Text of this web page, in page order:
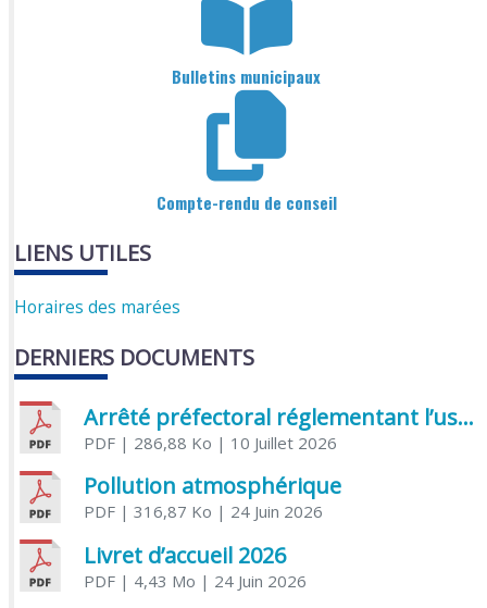
Bulletins municipaux
Compte-rendu de conseil
LIENS UTILES
Horaires des marées
DERNIERS DOCUMENTS
Arrêté préfectoral réglementant l’usage de l’eau
PDF| 286,88 Ko | 10 Juillet 2026
Pollution atmosphérique
PDF| 316,87 Ko | 24 Juin 2026
Livret d’accueil 2026
PDF| 4,43 Mo | 24 Juin 2026